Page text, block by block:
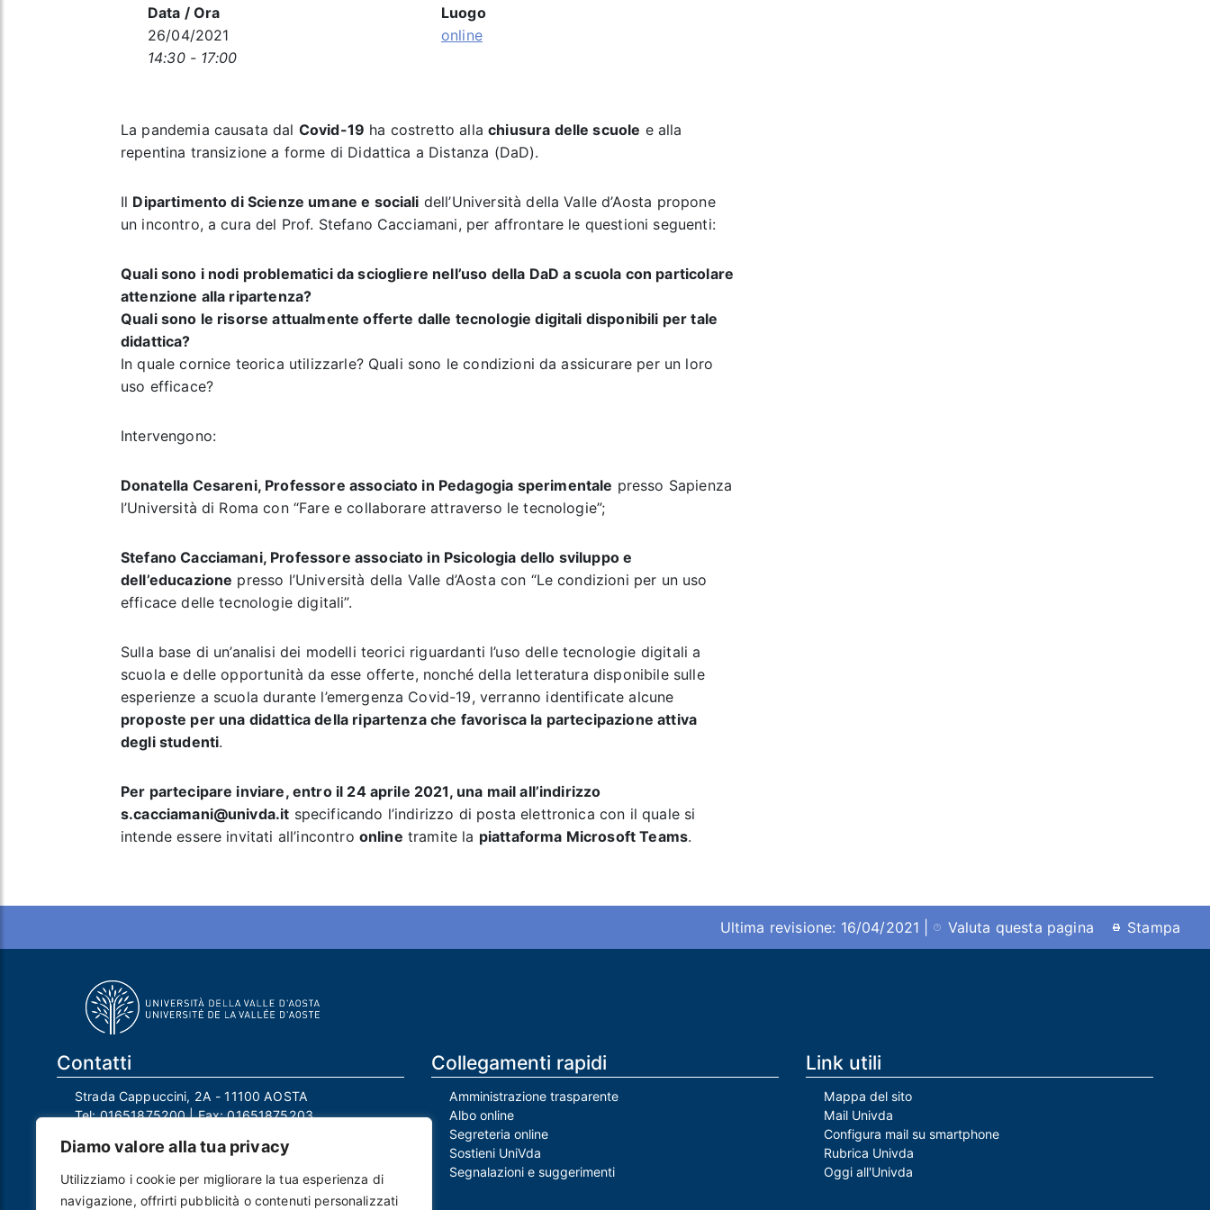
Diamo valore alla tua privacy
Utilizziamo i cookie per migliorare la tua esperienza di
navigazione, offrirti pubblicità o contenuti personalizzati
Data / Ora
26/04/2021
14:30 - 17:00
Luogo
online
La pandemia causata dal Covid-19 ha costretto allachiusura delle scuole e alla
repentina transizione a forme di Didattica a Distanza (DaD).
Il Dipartimento di Scienze umane e sociali dell’Università della Valle d’Aosta propone
un incontro, a cura del Prof. Stefano Cacciamani, per affrontare le questioni seguenti:
Quali sono i nodi problematici da sciogliere nell’uso della DaD a scuola con particolare
attenzione alla ripartenza?
Quali sono le risorse attualmente offerte dalle tecnologie digitali disponibili per tale
didattica?
In quale cornice teorica utilizzarle? Quali sono le condizioni da assicurare per un loro
uso efficace?
Intervengono:
Donatella Cesareni, Professore associato in Pedagogia sperimentale presso Sapienza
l’Università di Roma con “Fare e collaborare attraverso le tecnologie”;
Stefano Cacciamani, Professore associato in Psicologia dello sviluppo e
dell’educazione presso l’Università della Valle d’Aosta con “Le condizioni per un uso
efficace delle tecnologie digitali”.
Sulla base di un’analisi dei modelli teorici riguardanti l’uso delle tecnologie digitali a
scuola e delle opportunità da esse offerte, nonché della letteratura disponibile sulle
esperienze a scuola durante l’emergenza Covid-19, verranno identificate alcune
proposte per una didattica della ripartenza che favorisca la partecipazione attiva
degli studenti.
Per partecipare inviare, entro il 24 aprile 2021, una mail all’indirizzo
s.cacciamani@univda.it specificando l’indirizzo di posta elettronica con il quale si
intende essere invitati all’incontro online tramite la piattaforma Microsoft Teams.
Ultima revisione: 16/04/2021 | Valuta questa pagina Stampa
Contatti
Strada Cappuccini, 2A - 11100 AOSTA
Tel:01651875200| Fax:01651875203
Mail Responsabile Protezione dei Dati:
rpd@univda.it
Posta certificata:protocollo@pec.univda.it
Collegamenti rapidi
Amministrazione trasparente
Albo online
Segreteria online
Sostieni UniVda
Segnalazioni e suggerimenti
Link utili
Mappa del sito
Mail Univda
Configura mail su smartphone
Rubrica Univda
Oggi all'Univda